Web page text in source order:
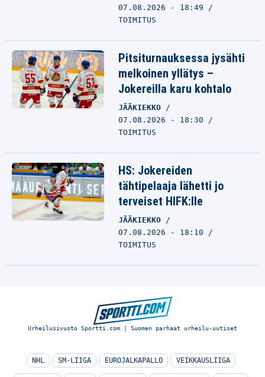
07.08.2026 - 18:49
TOIMITUS
Pitsiturnauksessa jysähti
melkoinen yllätys –
Jokereilla karu kohtalo
JÄÄKIEKKO
07.08.2026 - 18:30
TOIMITUS
HS: Jokereiden
tähtipelaaja lähetti jo
terveiset HIFK:lle
JÄÄKIEKKO
07.08.2026 - 18:10
TOIMITUS
Urheilusivusto Sportti.com | Suomen parhaat urheilu-uutiset
NHL SM-LIIGA EUROJALKAPALLO VEIKKAUSLIIGA